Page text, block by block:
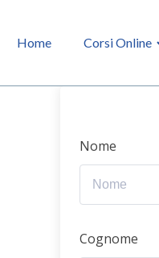
Home Corsi Online
Nome
Cognome